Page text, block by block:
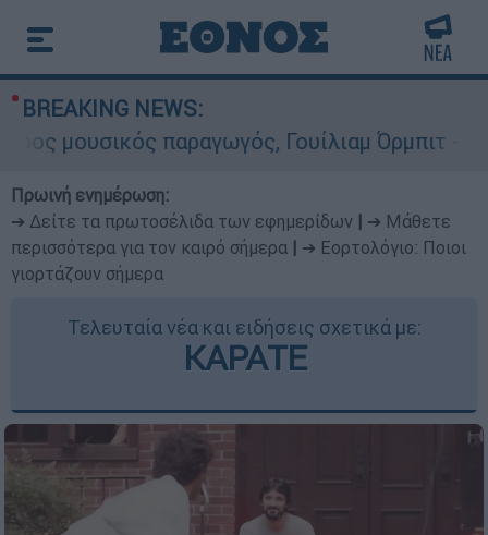
BREAKING NEWS:
Γουίλιαμ Όρμπιτ - Η καθοριστική
Πρωινή ενημέρωση:
➔ Δείτε τα πρωτοσέλιδα των εφημερίδων
➔ Μάθετε
περισσότερα για τον καιρό σήμερα
➔ Εορτολόγιο: Ποιοι
γιορτάζουν σήμερα
Τελευταία νέα και ειδήσεις σχετικά με:
ΚΑΡΑΤΕ